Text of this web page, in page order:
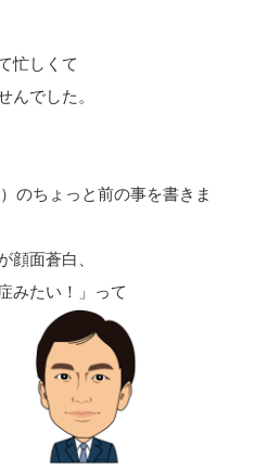
忙しくて
んでした。
のちょっと前の事を書きま
顔面蒼白、
みたい！」って